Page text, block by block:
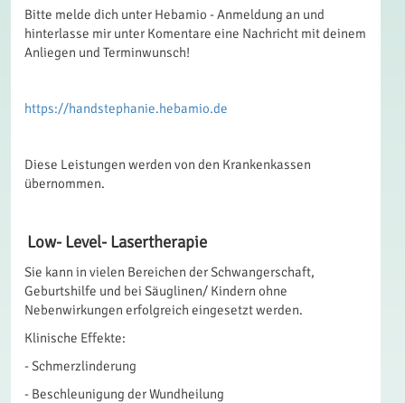
Bitte melde dich unter Hebamio - Anmeldung an und
hinterlasse mir unter Komentare eine Nachricht mit deinem
Anliegen und Terminwunsch!
https://handstephanie.hebamio.de
Diese Leistungen werden von den Krankenkassen
übernommen.
Low- Level- Lasertherapie
Sie kann in vielen Bereichen der Schwangerschaft,
Geburtshilfe und bei Säuglinen/ Kindern ohne
Nebenwirkungen erfolgreich eingesetzt werden.
Klinische Effekte:
- Schmerzlinderung
- Beschleunigung der Wundheilung